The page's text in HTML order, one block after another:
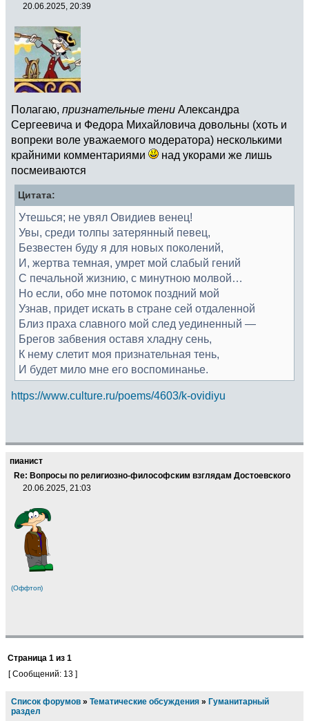
20.06.2025, 20:39
Полагаю, признательные тени Александра
Сергеевича и Федора Михайловича довольны (хоть и
вопреки воле уважаемого модератора) несколькими
крайними комментариями
над укорами же лишь
посмеиваются
Цитата:
Утешься; не увял Овидиев венец!
Увы, среди толпы затерянный певец,
Безвестен буду я для новых поколений,
И, жертва темная, умрет мой слабый гений
С печальной жизнию, с минутною молвой…
Но если, обо мне потомок поздний мой
Узнав, придет искать в стране сей отдаленной
Близ праха славного мой след уединенный —
Брегов забвения оставя хладну сень,
К нему слетит моя признательная тень,
И будет мило мне его воспоминанье.
https://www.culture.ru/poems/4603/k-ovidiyu
пианист
Re: Вопросы по религиозно-философским взглядам Достоевского
20.06.2025, 21:03
(Оффтоп)
Страница 1 из 1
[ Сообщений: 13 ]
Список форумов » Тематические обсуждения » Гуманитарный
раздел